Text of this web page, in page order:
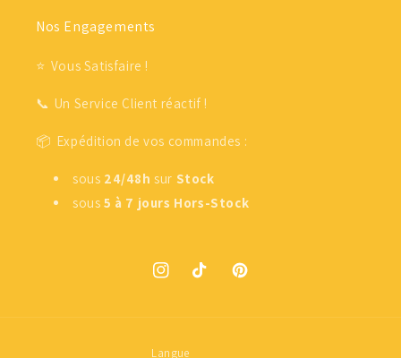
Nos Engagements
⭐ Vous Satisfaire !
📞 Un Service Client réactif !
📦 Expédition de vos commandes :
sous 24/48h sur Stock
sous 5 à 7 jours Hors-Stock
InstagramTikTok Pinterest
Langue